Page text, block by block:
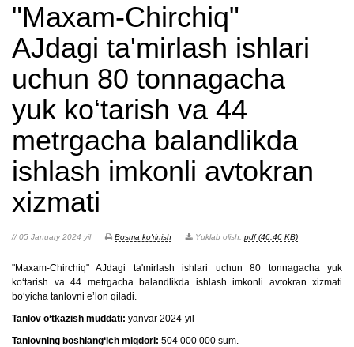
"Maxam-Chirchiq"
AJdagi ta'mirlash ishlari
uchun 80 tonnagacha
yuk ko‘tarish va 44
metrgacha balandlikda
ishlash imkonli avtokran
xizmati
// 05 January 2024 yil Bosma ko'rinish Yuklab olish: pdf (46.46 KB)
"Maxam-Chirchiq" AJdagi ta'mirlash ishlari uchun 80 tonnagacha yuk
ko‘tarish va 44 metrgacha balandlikda ishlash imkonli avtokran xizmati
bo‘yicha tanlovni e’lon qiladi.
Tanlov o‘tkazish muddati: yanvar 2024-yil
Tanlovning boshlang‘ich miqdori: 504 000 000 sum.